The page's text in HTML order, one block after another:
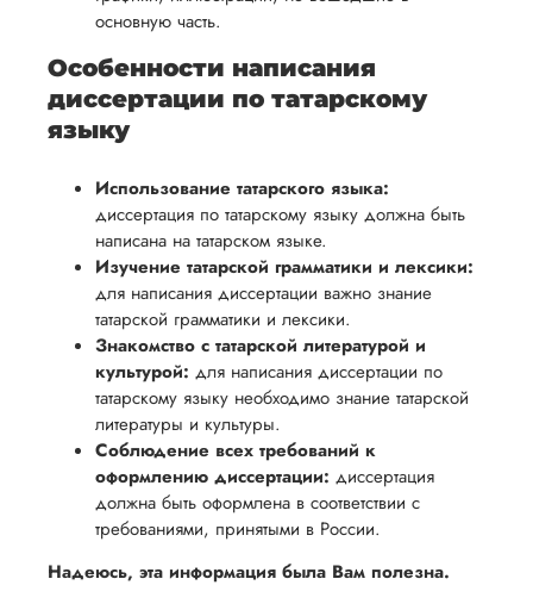
основную часть.
Особенности написания
диссертации по татарскому
языку
Использование татарского языка:
диссертация по татарскому языку должна быть
написана на татарском языке.
Изучение татарской грамматики и лексики:
для написания диссертации важно знание
татарской грамматики и лексики.
Знакомство с татарской литературой и
культурой: для написания диссертации по
татарскому языку необходимо знание татарской
литературы и культуры.
Соблюдение всех требований к
оформлению диссертации: диссертация
должна быть оформлена в соответствии с
требованиями, принятыми в России.
Надеюсь, эта информация была Вам полезна.